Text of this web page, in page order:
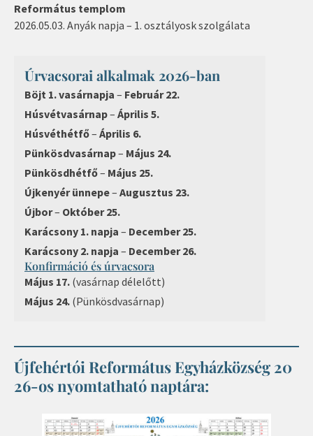
Református templom
2026.05.03. Anyák napja – 1. osztályosk szolgálata
Úrvacsorai alkalmak 2026-ban
Böjt 1. vasárnapja – Február 22.
Húsvétvasárnap– Április 5.
Húsvéthétfő– Április 6.
Pünkösdvasárnap– Május 24.
Pünkösdhétfő– Május 25.
Újkenyér ünnepe– Augusztus 23.
Újbor– Október 25.
Karácsony 1. napja – December 25.
Karácsony 2. napja – December 26.
Konfirmáció és úrvacsora
Május 17. (vasárnap délelőtt)
Május 24. (Pünkösdvasárnap)
Újfehértói Református Egyházközség 20
26-os nyomtatható naptára: